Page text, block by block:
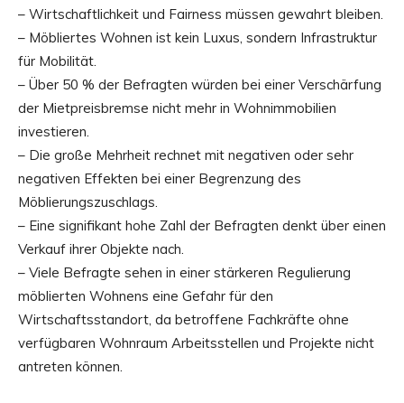
– Wirtschaftlichkeit und Fairness müssen gewahrt bleiben.
– Möbliertes Wohnen ist kein Luxus, sondern Infrastruktur
für Mobilität.
– Über 50 % der Befragten würden bei einer Verschärfung
der Mietpreisbremse nicht mehr in Wohnimmobilien
investieren.
– Die große Mehrheit rechnet mit negativen oder sehr
negativen Effekten bei einer Begrenzung des
Möblierungszuschlags.
– Eine signifikant hohe Zahl der Befragten denkt über einen
Verkauf ihrer Objekte nach.
– Viele Befragte sehen in einer stärkeren Regulierung
möblierten Wohnens eine Gefahr für den
Wirtschaftsstandort, da betroffene Fachkräfte ohne
verfügbaren Wohnraum Arbeitsstellen und Projekte nicht
antreten können.